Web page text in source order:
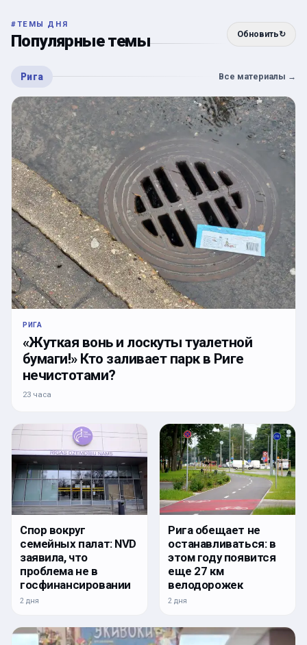
#ТЕМЫ ДНЯ
Популярные темы Обновить↻
Рига Все материалы →
РИГА
«Жуткая вонь и лоскуты туалетной
бумаги!» Кто заливает парк в Риге
нечистотами?
23 часа
Спор вокруг
семейных палат: NVD
заявила, что
проблема не в
госфинансировании
2 дня
Рига обещает не
останавливаться: в
этом году появится
еще 27 км
велодорожек
2 дня